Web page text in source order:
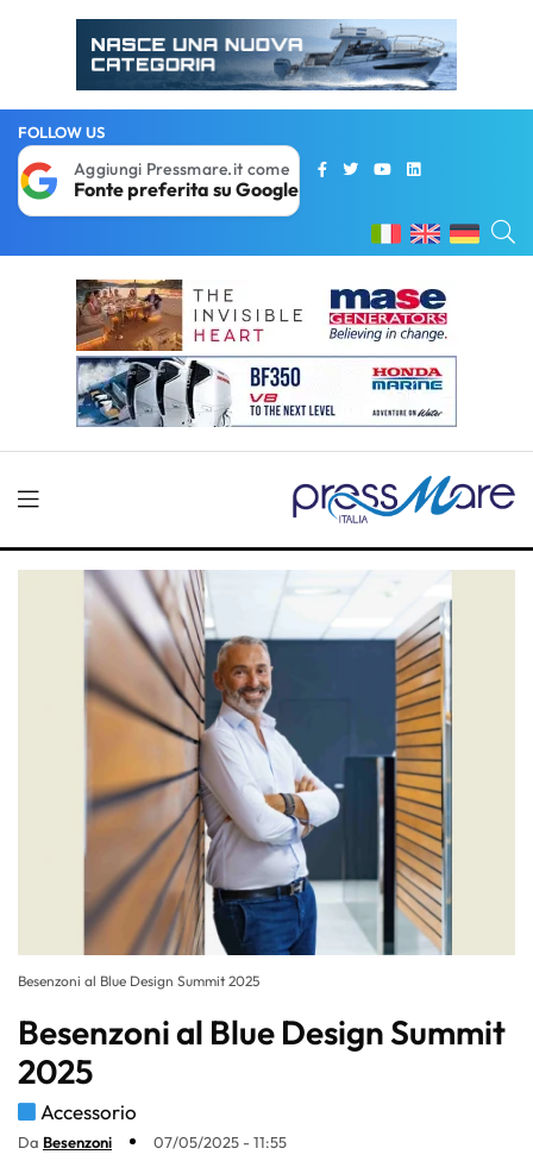
FOLLOW US
Aggiungi Pressmare.it come
Fonte preferita su Google
Besenzoni al Blue Design Summit 2025
Besenzoni al Blue Design Summit
2025
Accessorio
Da Besenzoni 07/05/2025 - 11:55